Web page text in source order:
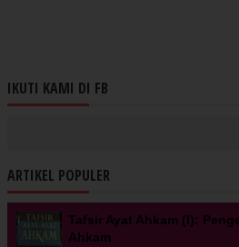
IKUTI KAMI DI FB
ARTIKEL POPULER
Tafsir Ayat Ahkam (I):
Ahkam